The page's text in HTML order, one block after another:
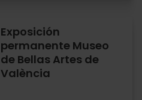
Exposición
permanente Museo
de Bellas Artes de
València